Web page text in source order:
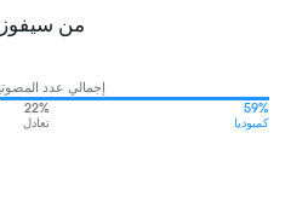
من
إجمالي عدد المصوتين
59%
كمبوديا
22%
تعادل